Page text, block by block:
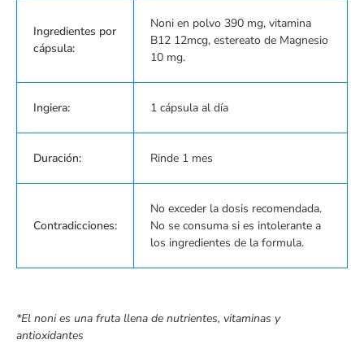
Ingredientes por
cápsula:
Noni en polvo 390 mg, vitamina
B12 12mcg, estereato de Magnesio
10 mg.
Ingiera: 1 cápsula al día
Duración: Rinde 1 mes
Contradicciones:
No exceder la dosis recomendada.
No se consuma si es intolerante a
los ingredientes de la formula.
*El noni es una fruta llena de nutrientes, vitaminas y
antioxidantes